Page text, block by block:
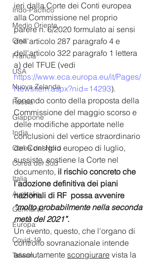
Indo-Pacifico
Medio Oriente
Cina
Francia
USA
Nuova Zelanda
Russia
Giappone
India
Corea del Nord
Corea del Sud
Italia
Australia
Germania
Europa
Covid-19
Taiwan
ieri dalla Corte dei Conti europea
alla Commissione nel proprio
parere n. 6/2020 formulato ai sensi
dell'articolo 287 paragrafo 4 e
dell'articolo 322 paragrafo 1 lettera
a) del TFUE (vedi
https://www.eca.europa.eu/it/Pages/
NewsItem.aspx?nid=14293).
Tenendo conto della proposta della
Commissione del maggio scorso e
delle modifiche apportate nelle
conclusioni del vertice straordinario
del Consiglio europeo di luglio,
sussiste, sostiene la Corte nel
documento, il rischio concreto che
l'adozione definitiva dei piani
nazionali di RF  possa avvenire
“molto probabilmente nella seconda
metà del 2021”.
Un evento, questo, che l'organo di
controllo sovranazionale intende
assolutamente scongiurare vista la